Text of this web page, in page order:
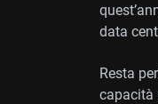
data
Resta
capacità